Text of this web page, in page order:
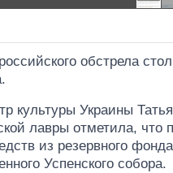
обстрела
культуры Украины
лавры отметила, что
из резервного
Успенского собора.